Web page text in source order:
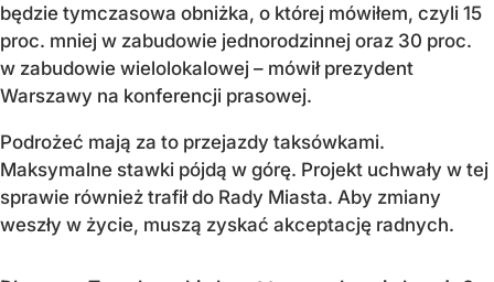
będzie tymczasowa obniżka, o której mówiłem, czyli 15
proc. mniej w zabudowie jednorodzinnej oraz 30 proc.
w zabudowie wielolokalowej – mówił prezydent
Warszawy na konferencji prasowej.
Podrożeć mają za to przejazdy taksówkami.
Maksymalne stawki pójdą w górę. Projekt uchwały w tej
sprawie również trafił do Rady Miasta. Aby zmiany
weszły w życie, muszą zyskać akceptację radnych.